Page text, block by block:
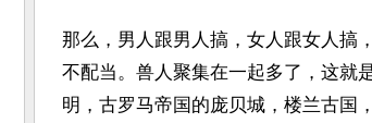
那么，男人跟男人搞，女人跟女人搞
不配当。兽人聚集在一起多了，这就
明，古罗马帝国的庞贝城，楼兰古国